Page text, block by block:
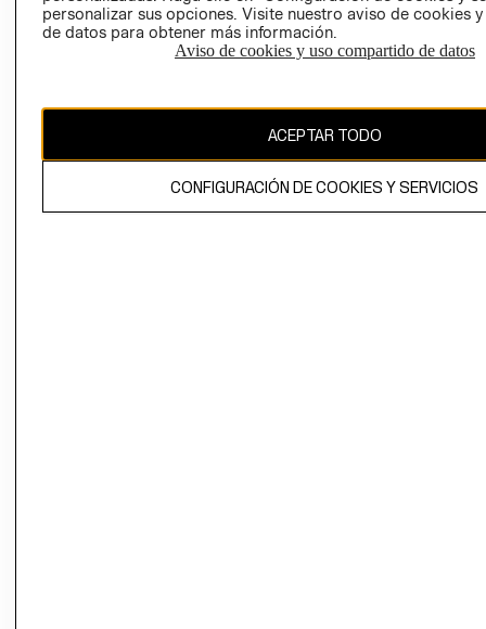
Uruguay ($U)
El contenido de esta página web está protegido por copyright y es
propiedad de H&M Hennes & Mauritz AB.
personalizar sus opciones. Visite nuestro aviso de cookies
de datos para obtener más información.
Aviso de cookies y uso compartido de datos
ACEPTAR TODO
CONFIGURACIÓN DE COOKIES Y SERVICIOS